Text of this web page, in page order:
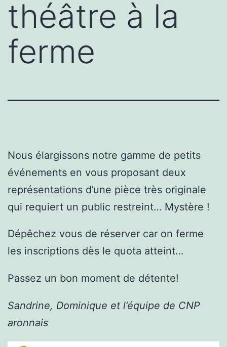
théâtre à la
ferme
Nous élargissons notre gamme de petits
événements en vous proposant deux
représentations d’une pièce très originale
qui requiert un public restreint… Mystère !
Dépêchez vous de réserver car on ferme
les inscriptions dès le quota atteint…
Passez un bon moment de détente!
Sandrine, Dominique et l’équipe de CNP
aronnais